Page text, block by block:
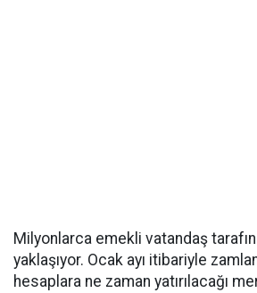
Milyonlarca emekli vatandaş
yaklaşıyor. Ocak ayı itibariyle
hesaplara ne zaman yatırılacağı